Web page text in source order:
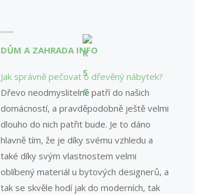
DŮM A ZAHRADA INFO
Jak správně pečovat o dřevěný nábytek?
Dřevo neodmyslitelně patří do našich
domácností, a pravděpodobně ještě velmi
dlouho do nich patřit bude. Je to dáno
hlavně tím, že je díky svému vzhledu a
také díky svým vlastnostem velmi
oblíbený materiál u bytových designerů, a
tak se skvěle hodí jak do moderních, tak